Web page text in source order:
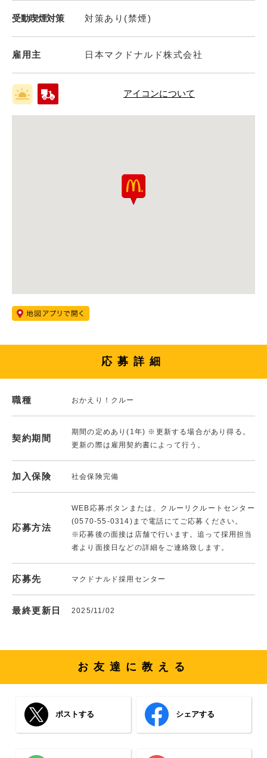
受動喫煙対策 対策あり(禁煙)
雇用主 日本マクドナルド株式会社
アイコンについて
応募詳細
職種 おかえり！クルー
契約期間
期間の定めあり(1年) ※更新する場合があり得る。
更新の際は雇用契約書によって行う。
加入保険 社会保険完備
応募方法
WEB応募ボタンまたは、クルーリクルートセンター
(0570-55-0314)まで電話にてご応募ください。
※応募後の面接は店舗で行います。追って採用担当
者より面接日などの詳細をご連絡致します。
応募先 マクドナルド採用センター
最終更新日 2025/11/02
お友達に教える
ポストする シェアする